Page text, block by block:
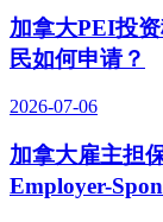
加拿大PEI投
民如何申请？
2026-07-06
加拿大雇主担
Employer-